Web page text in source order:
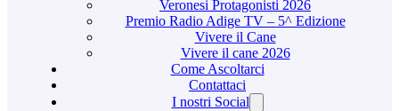
Veronesi Protagonisti 2026
Premio Radio Adige TV – 5^ Edizione
Vivere il Cane
Vivere il cane 2026
Come Ascoltarci
Contattaci
I nostri Social